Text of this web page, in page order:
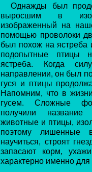
Однажды был
выросшим в
изображенный на
помощью проволоки
был похож на ястреба
подопытные птицы
ястреба. Когда
направлении, он был
гуся и птицы
Напомним, что в
гусем. Сложные
получили название
животные и птицы,
поэтому лишенные
научиться, строят
запасают корм,
характерно именно для